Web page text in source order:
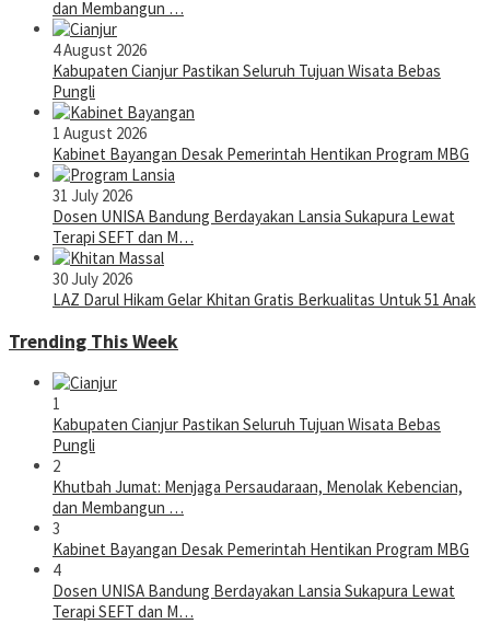
dan Membangun …
4 August 2026
Kabupaten Cianjur Pastikan Seluruh Tujuan Wisata Bebas
Pungli
1 August 2026
Kabinet Bayangan Desak Pemerintah Hentikan Program MBG
31 July 2026
Dosen UNISA Bandung Berdayakan Lansia Sukapura Lewat
Terapi SEFT dan M…
30 July 2026
LAZ Darul Hikam Gelar Khitan Gratis Berkualitas Untuk 51 Anak
Trending This Week
1
Kabupaten Cianjur Pastikan Seluruh Tujuan Wisata Bebas
Pungli
2
Khutbah Jumat: Menjaga Persaudaraan, Menolak Kebencian,
dan Membangun …
3
Kabinet Bayangan Desak Pemerintah Hentikan Program MBG
4
Dosen UNISA Bandung Berdayakan Lansia Sukapura Lewat
Terapi SEFT dan M…